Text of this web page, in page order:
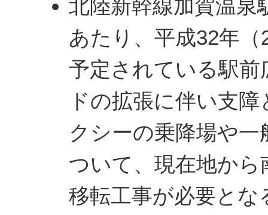
北陸新幹線加賀温泉
あたり、平成32年
予定されている駅前
ドの拡張に伴い支
クシーの乗降場や一
ついて、現在地から
移転工事が必要とな